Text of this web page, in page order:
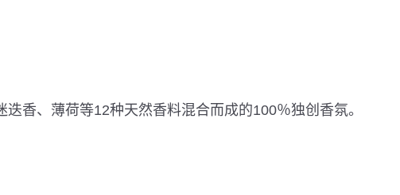
香、薄荷等12种天然香料混合而成的100％独创香氛。